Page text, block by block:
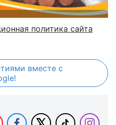
политика сайта
вместе с